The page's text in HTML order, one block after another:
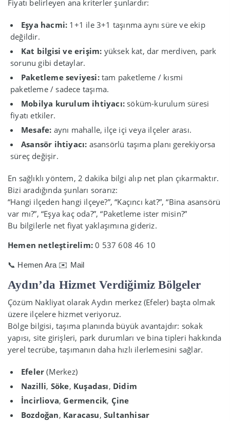
Fiyatı belirleyen ana kriterler şunlardır:
Eşya hacmi: 1+1 ile 3+1 taşınma aynı süre ve ekip
değildir.
Kat bilgisi ve erişim: yüksek kat, dar merdiven, park
sorunu gibi detaylar.
Paketleme seviyesi:tam paketleme / kısmi
paketleme / sadece taşıma.
Mobilya kurulum ihtiyacı: söküm-kurulum süresi
fiyatı etkiler.
Mesafe: aynı mahalle, ilçe içi veya ilçeler arası.
Asansör ihtiyacı: asansörlü taşıma planı gerekiyorsa
süreç değişir.
En sağlıklı yöntem, 2 dakika bilgi alıp net plan çıkarmaktır.
Bizi aradığında şunları sorarız:
“Hangi ilçeden hangi ilçeye?”, “Kaçıncı kat?”, “Bina asansörü
var mı?”, “Eşya kaç oda?”, “Paketleme ister misin?”
Bu bilgilerle net fiyat yaklaşımına gideriz.
Hemen netleştirelim: 0 537 608 46 10
📞 Hemen Ara ✉️ Mail
Aydın’da Hizmet Verdiğimiz Bölgeler
Çözüm Nakliyat olarak Aydın merkez (Efeler) başta olmak
üzere ilçelere hizmet veriyoruz.
Bölge bilgisi, taşıma planında büyük avantajdır: sokak
yapısı, site girişleri, park durumları ve bina tipleri hakkında
yerel tecrübe, taşımanın daha hızlı ilerlemesini sağlar.
Efeler (Merkez)
Nazilli, Söke, Kuşadası, Didim
İncirliova, Germencik, Çine
Bozdoğan, Karacasu,Sultanhisar